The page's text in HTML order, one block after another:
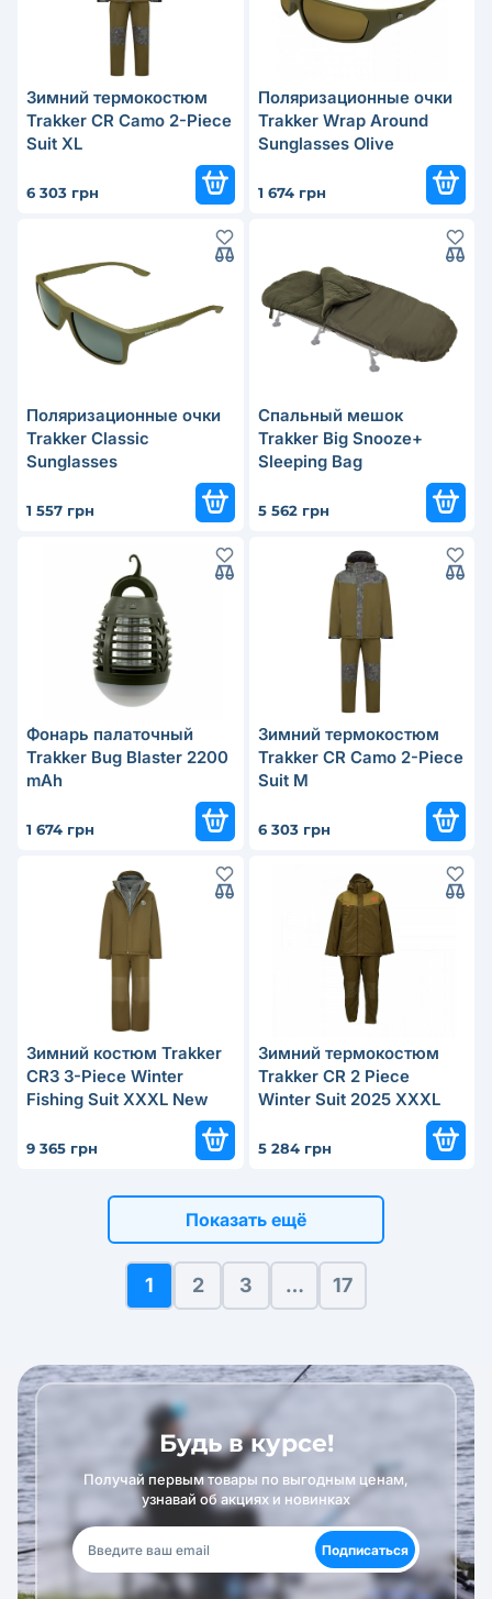
Зимний термокостюм
Trakker CR Camo 2-Piece
Suit XL
6 303 грн
Поляризационные очки
Trakker Wrap Around
Sunglasses Olive
1 674 грн
Поляризационные очки
Trakker Classic
Sunglasses
1 557 грн
Спальный мешок
Trakker Big Snooze+
Sleeping Bag
5 562 грн
Фонарь палаточный
Trakker Bug Blaster 2200
mAh
1 674 грн
Зимний термокостюм
Trakker CR Camo 2-Piece
Suit M
6 303 грн
Зимний костюм Trakker
CR3 3-Piece Winter
Fishing Suit XXXL New
9 365 грн
Зимний термокостюм
Trakker CR 2 Piece
Winter Suit 2025 XXXL
5 284 грн
1 2 3 … 17
Показать ещё
Будь в курсе!
Получай первым товары по выгодным ценам,
узнавай об акциях и новинках
Подписаться